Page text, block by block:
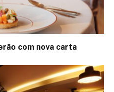
com nova carta